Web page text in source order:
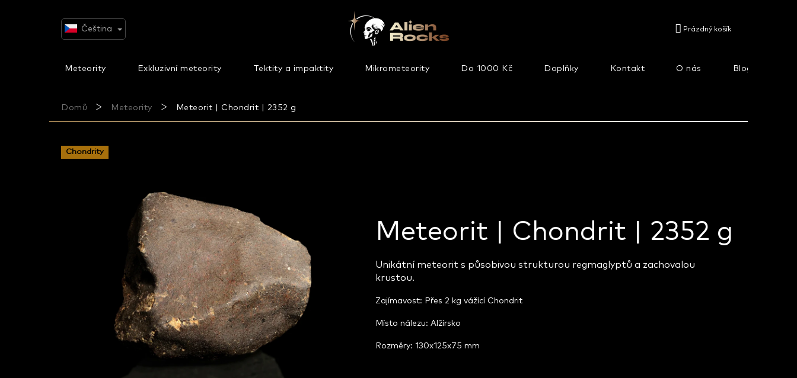
Čeština
NÁKUPNÍ
Prázdný košík
Meteority Exkluzivní meteority Tektity a impaktity Mikrometeority Do 1000 Kč Doplňky Kontakt O nás Blog
Domů Meteority Meteorit | Chondrit | 2352 g
Chondrity
Meteorit | Chondrit | 2352 g
Unikátní meteorit s působivou strukturou regmaglyptů a zachovalou
krustou.
Zajímavost: Přes 2 kg vážící Chondrit
Místo nálezu: Alžírsko
Rozměry: 130x125x75 mm